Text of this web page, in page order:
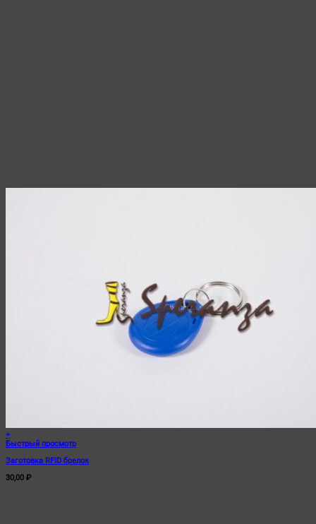
+
Быстрый просмотр
Заготовка RFID брелок
30,00 ₽